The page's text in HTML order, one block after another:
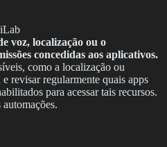
voz, localização ou o
concedidas aos aplicativos.
como a localização ou
e revisar regularmente quais apps
para acessar tais recursos.